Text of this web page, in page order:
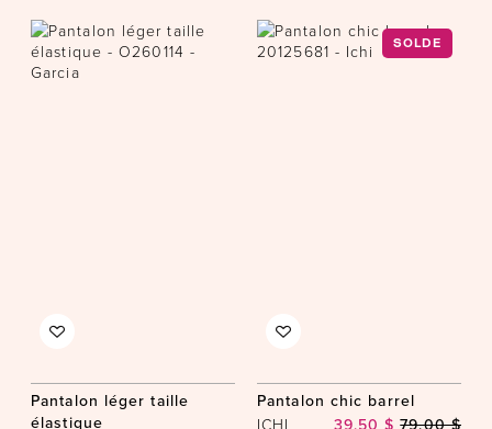
Pantalon léger taille
élastique
SOLDE
Pantalon chic barrel
ICHI 39.50 $ 79.00 $